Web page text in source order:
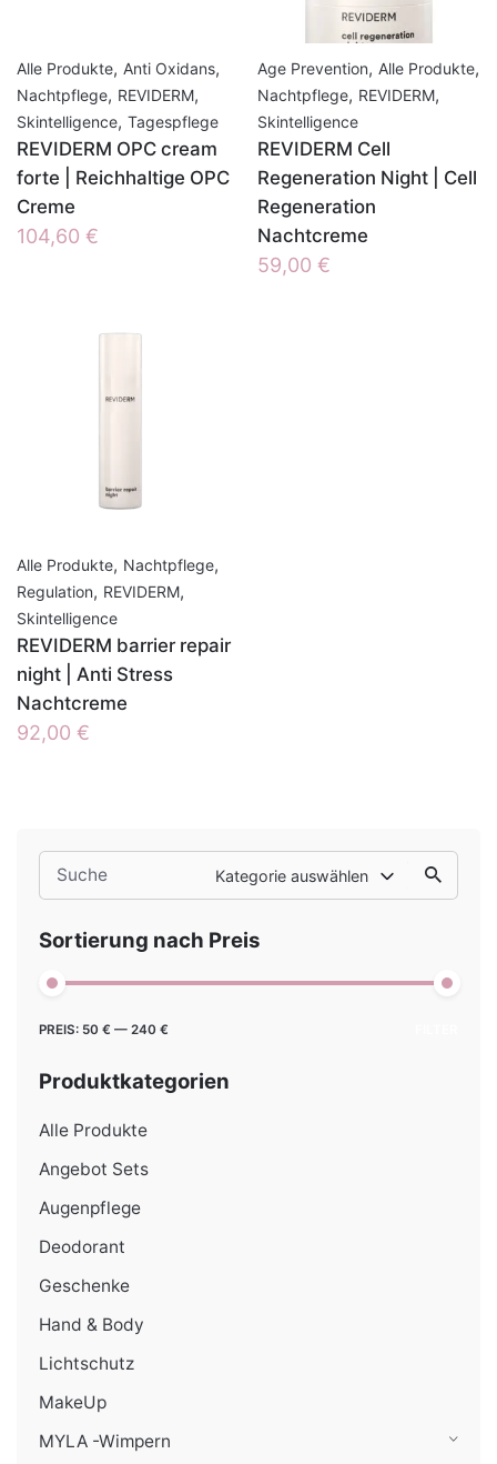
Search
for
Kategorie auswählen
Sortierung nach Preis
Min.
Max.
PREIS: 50 € — 240 €
Produktkategorien
Alle Produkte
Angebot Sets
Augenpflege
Deodorant
Geschenke
Hand & Body
Lichtschutz
MakeUp
MYLA -Wimpern
Alle Produkte, Anti Oxidans,
Nachtpflege, REVIDERM,
Skintelligence, Tagespflege
REVIDERM OPC cream
forte | Reichhaltige OPC
Creme
104,60 €
Age Prevention, Alle Produkte,
Nachtpflege, REVIDERM,
Skintelligence
REVIDERM Cell
Regeneration Night | Cell
Regeneration
Nachtcreme
59,00 €
Alle Produkte, Nachtpflege,
Regulation, REVIDERM,
Skintelligence
REVIDERM barrier repair
night | Anti Stress
Nachtcreme
92,00 €